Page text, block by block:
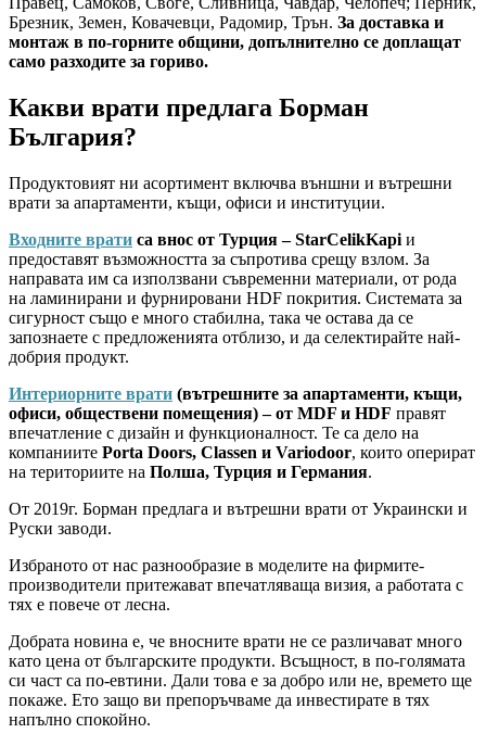
Брезник, Земен, Ковачевци, Радомир, Трън. За доставка и
монтаж в по-горните общини, допълнително се доплащат
само разходите за гориво.
Какви врати предлага Борман
България?
Продуктовият ни асортимент включва външни и вътрешни
врати за апартаменти, къщи, офиси и институции.
Входните врати са внос от Турция – StarCelikKapi и
предоставят възможността за съпротива срещу взлом. За
направата им са използвани съвременни материали, от рода
на ламинирани и фурнировани HDF покрития. Системата за
сигурност също е много стабилна, така че остава да се
запознаете с предложенията отблизо, и да селектирайте най-
добрия продукт.
Интериорните врати (вътрешните за апартаменти, къщи,
офиси, обществени помещения) – от MDF и HDF правят
впечатление с дизайн и функционалност. Те са дело на
компаниите Porta Doors, Classen и Variodoor, които оперират
на териториите на Полша, Турция и Германия.
От 2019г. Борман предлага и вътрешни врати от Украински и
Руски заводи.
Избраното от нас разнообразие в моделите на фирмите-
производители притежават впечатляваща визия, а работата с
тях е повече от лесна.
Добрата новина е, че вносните врати не се различават много
като цена от българските продукти. Всъщност, в по-голямата
си част са по-евтини. Дали това е за добро или не, времето ще
покаже. Ето защо ви препоръчваме да инвестирате в тях
напълно спокойно.